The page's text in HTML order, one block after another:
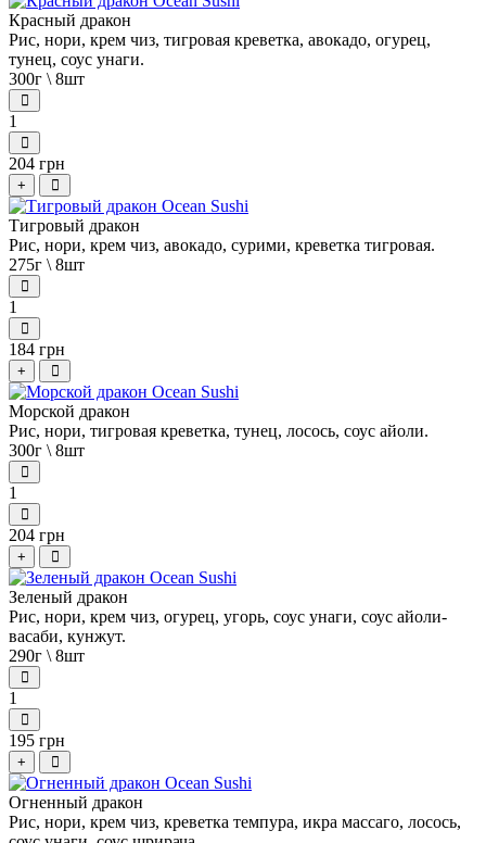
Красный дракон
Рис, нори, крем чиз, тигровая креветка, авокадо, огурец,
тунец, соус унаги.
300г \ 8шт
1
204 грн
+
Тигровый дракон
Рис, нори, крем чиз, авокадо, сурими, креветка тигровая.
275г \ 8шт
1
184 грн
+
Морской дракон
Рис, нори, тигровая креветка, тунец, лосось, соус айоли.
300г \ 8шт
1
204 грн
+
Зеленый дракон
Рис, нори, крем чиз, огурец, угорь, соус унаги, соус айоли-
васаби, кунжут.
290г \ 8шт
1
195 грн
+
Огненный дракон
Рис, нори, крем чиз, креветка темпура, икра массаго, лосось,